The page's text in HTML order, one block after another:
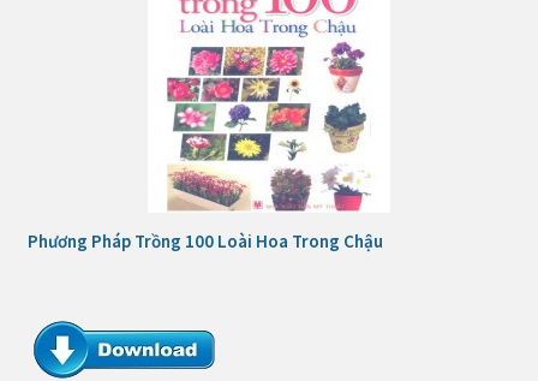
Phương Pháp Trồng 100 Loài Hoa Trong Chậu